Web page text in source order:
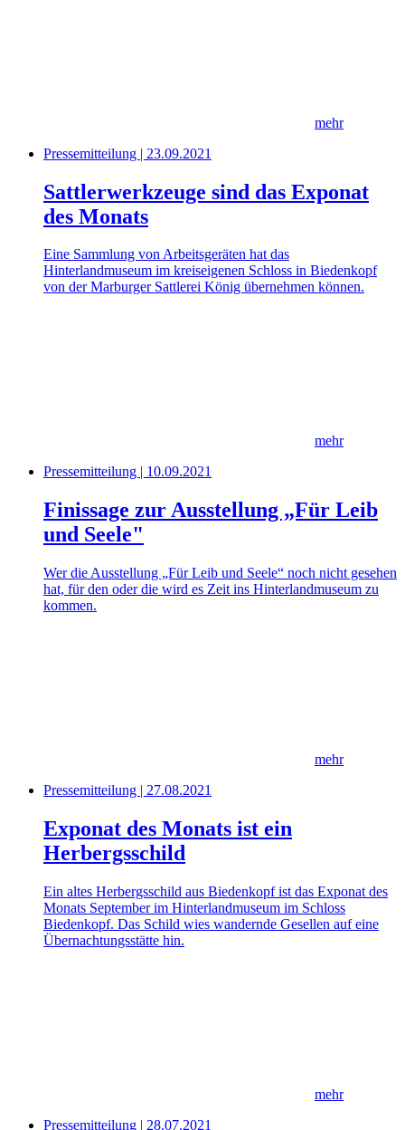
mehr
Pressemitteilung | 23.09.2021
Sattlerwerkzeuge sind das Exponat
des Monats
Eine Sammlung von Arbeitsgeräten hat das
Hinterlandmuseum im kreiseigenen Schloss in Biedenkopf
von der Marburger Sattlerei König übernehmen können.
mehr
Pressemitteilung | 10.09.2021
Finissage zur Ausstellung „Für Leib
und Seele"
Wer die Ausstellung „Für Leib und Seele“ noch nicht gesehen
hat, für den oder die wird es Zeit ins Hinterlandmuseum zu
kommen.
mehr
Pressemitteilung | 27.08.2021
Exponat des Monats ist ein
Herbergsschild
Ein altes Herbergsschild aus Biedenkopf ist das Exponat des
Monats September im Hinterlandmuseum im Schloss
Biedenkopf. Das Schild wies wandernde Gesellen auf eine
Übernachtungsstätte hin.
mehr
Pressemitteilung | 28.07.2021